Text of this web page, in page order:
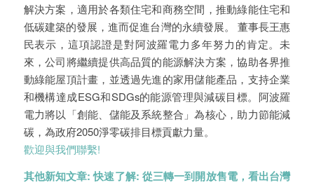
解決方案，適用於各類住宅和商務空間，推動綠能住宅和
低碳建築的發展，進而促進台灣的永續發展。 董事長王惠
民表示，這項認證是對阿波羅電力多年努力的肯定。未
來，公司將繼續提供高品質的能源解決方案，協助各界推
動綠能屋頂計畫，並透過先進的家用儲能產品，支持企業
和機構達成ESG和SDGs的能源管理與減碳目標。阿波羅
電力將以「創能、儲能及系統整合」為核心，助力節能減
碳，為政府2050淨零碳排目標貢獻力量。
歡迎與我們聯繫!
其他新知文章:快速了解: 從三轉一到開放售電，看出台灣